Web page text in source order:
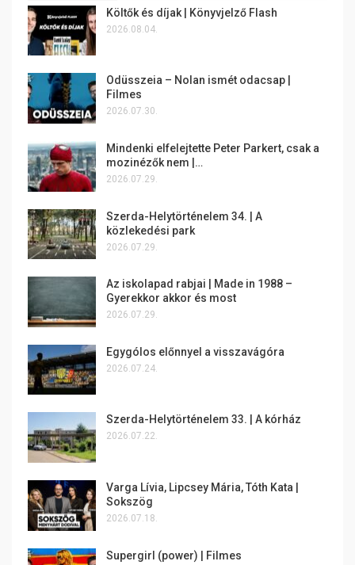
Költők és díjak | Könyvjelző Flash
2026.08.04.
Odüsszeia – Nolan ismét odacsap |
Filmes
2026.07.30.
Mindenki elfelejtette Peter Parkert, csak a
mozinézők nem |…
2026.07.29.
Szerda-Helytörténelem 34. | A
közlekedési park
2026.07.29.
Az iskolapad rabjai | Made in 1988 –
Gyerekkor akkor és most
2026.07.29.
Egygólos előnnyel a visszavágóra
2026.07.24.
Szerda-Helytörténelem 33. | A kórház
2026.07.22.
Varga Lívia, Lipcsey Mária, Tóth Kata |
Sokszög
2026.07.18.
Supergirl (power) | Filmes